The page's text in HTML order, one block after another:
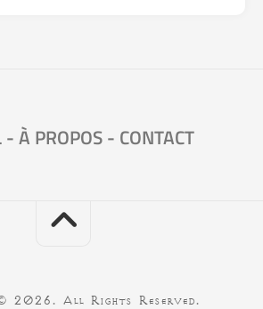
-À PROPOS- CONTACT
All Rights Reserved.